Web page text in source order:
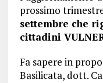
prossimo
settembre che
cittadini
Fa sapere in
Basilicata, dott.